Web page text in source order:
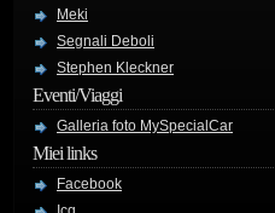
Meki
Segnali Deboli
Stephen Kleckner
Eventi/Viaggi
Galleria foto MySpecialCar
Miei links
Facebook